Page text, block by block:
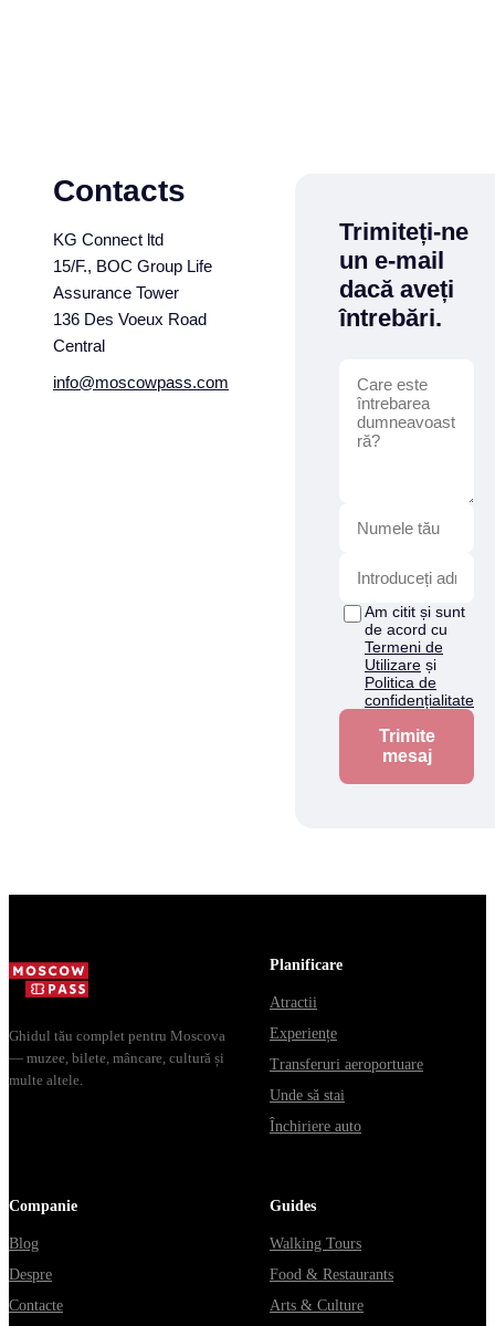
Contacts
KG Connect ltd
15/F., BOC Group Life
Assurance Tower
136 Des Voeux Road
Central
info@moscowpass.com
Trimiteți-ne
un e-mail
dacă aveți
întrebări.
Am citit și sunt
de acord cu
Termeni de
Utilizare și
Politica de
confidențialitate
Trimite
mesaj
Ghidul tău complet pentru Moscova
— muzee, bilete, mâncare, cultură și
multe altele.
Planificare
Atractii
Experiențe
Transferuri aeroportuare
Unde să stai
Închiriere auto
Companie
Blog
Despre
Contacte
Guides
Walking Tours
Food & Restaurants
Arts & Culture